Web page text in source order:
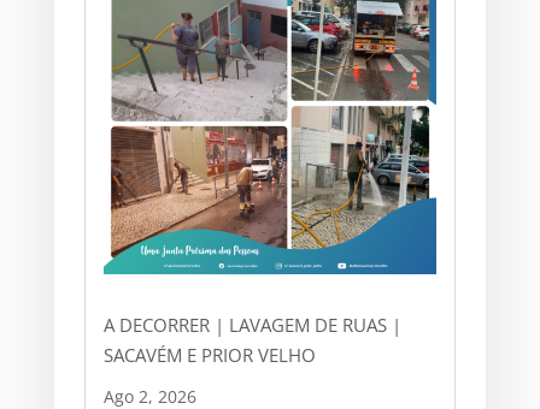
A DECORRER | LAVAGEM DE RUAS |
SACAVÉM E PRIOR VELHO
Ago 2, 2026